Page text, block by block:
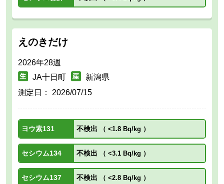
えのきだけ
2026年28週
JA十日町
新潟県
測定日： 2026/07/15
ヨウ素131 不検出 （ <1.8 Bq/kg ）
セシウム134 不検出 （ <3.1 Bq/kg ）
セシウム137 不検出 （ <2.8 Bq/kg ）